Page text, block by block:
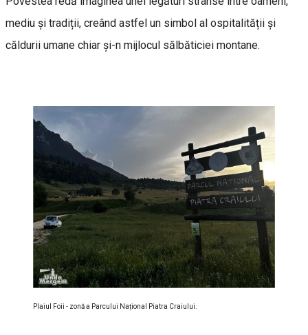
mediu și tradiții, creând astfel un simbol al ospitalității și
căldurii umane chiar și-n mijlocul sălbăticiei montane.
Plaiul Foii - zonă a Parcului Național Piatra Craiului.